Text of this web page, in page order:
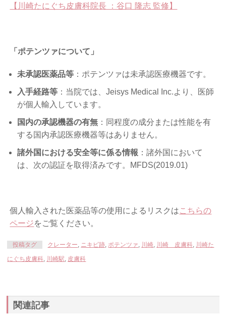
【川崎たにぐち皮膚科院長 ：谷口 隆志 監修】
「ポテンツァについて」
未承認医薬品等 ：ポテンツァは未承認医療機器です。
入手経路等 ：当院では、Jeisys Medical Inc.より、医師
が個人輸入しています。
国内の承認機器の有無 ：同程度の成分または性能を有
する国内承認医療機器等はありません。
諸外国における安全等に係る情報 ：諸外国において
は、次の認証を取得済みです。MFDS(2019.01)
個人輸入された医薬品等の使用によるリスクはこちらの
ページをご覧ください。
投稿タグ クレーター, ニキビ跡,ポテンツァ, 川崎, 川崎 皮膚科, 川崎た
にぐち皮膚科, 川崎駅, 皮膚科
関連記事